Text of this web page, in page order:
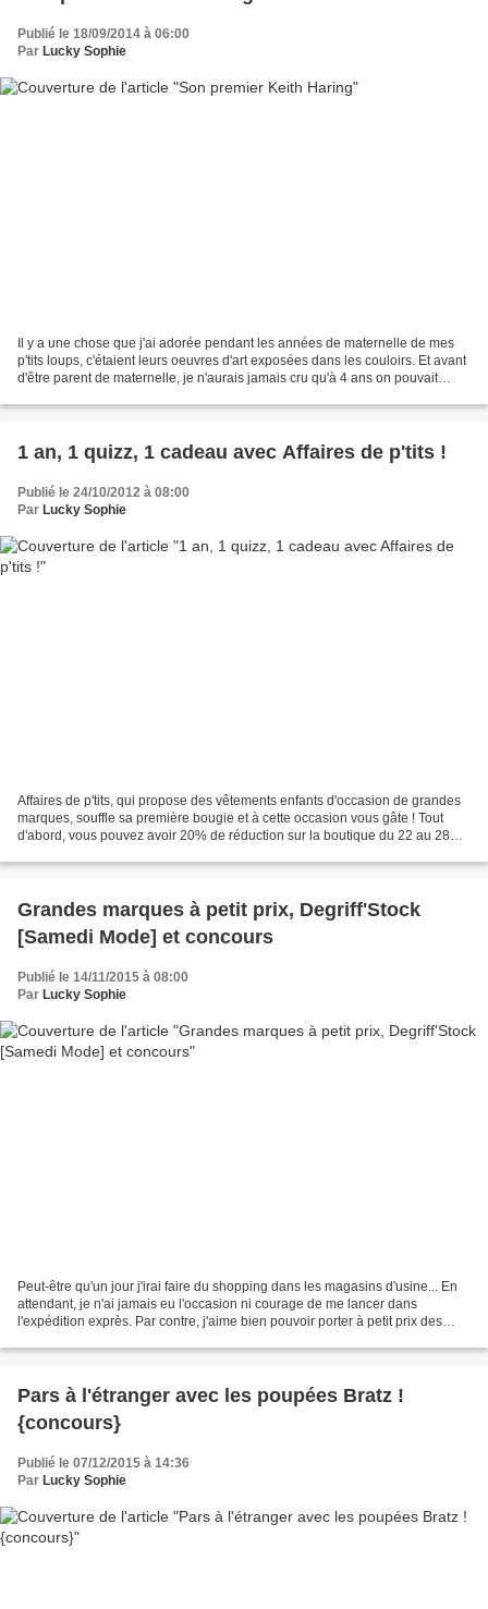
Publié le 18/09/2014 à 06:00
Par Lucky Sophie
Il y a une chose que j'ai adorée pendant les années de maternelle de mes
p'tits loups, c'étaient leurs oeuvres d'art exposées dans les couloirs. Et avant
d'être parent de maternelle, je n'aurais jamais cru qu'à 4 ans on pouvait
1 an, 1 quizz, 1 cadeau avec Affaires de p'tits !
Publié le 24/10/2012 à 08:00
Par Lucky Sophie
Affaires de p'tits, qui propose des vêtements enfants d'occasion de grandes
marques, souffle sa première bougie et à cette occasion vous gâte ! Tout
d'abord, vous pouvez avoir 20% de réduction sur la boutique du 22 au 28
Grandes marques à petit prix, Degriff'Stock
[Samedi Mode] et concours
Publié le 14/11/2015 à 08:00
Par Lucky Sophie
Peut-être qu'un jour j'irai faire du shopping dans les magasins d'usine... En
attendant, je n'ai jamais eu l'occasion ni courage de me lancer dans
l'expédition exprès. Par contre, j'aime bien pouvoir porter à petit prix des
Pars à l'étranger avec les poupées Bratz !
{concours}
Publié le 07/12/2015 à 14:36
Par Lucky Sophie